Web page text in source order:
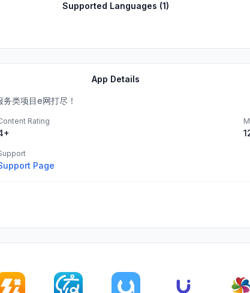
Supported Languages (1)
App Details
类项目e网打尽！
Rating
Page